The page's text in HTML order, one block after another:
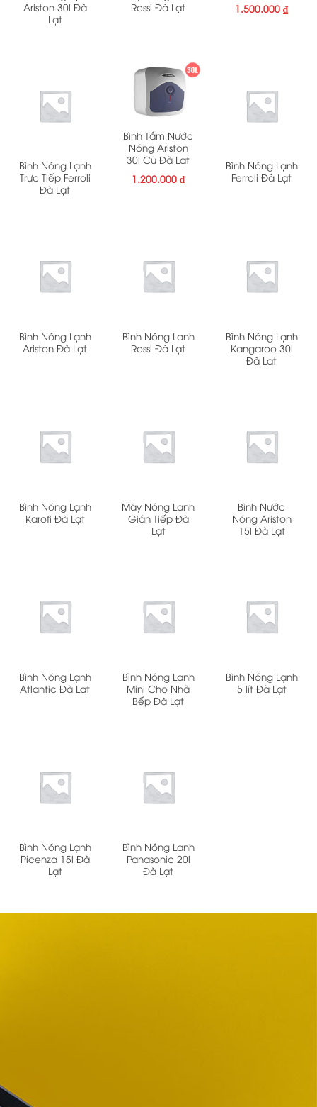
Ariston 30l Đà
Lạt
Rossi Đà Lạt
1.500.000₫
Bình Nóng Lạnh
Trực Tiếp Ferroli
Đà Lạt
Bình Tắm Nước
Nóng Ariston
30l Cũ Đà Lạt
1.200.000₫
Bình Nóng Lạnh
Ferroli Đà Lạt
Bình Nóng Lạnh
Ariston Đà Lạt
Bình Nóng Lạnh
Rossi Đà Lạt
Bình Nóng Lạnh
Kangaroo 30l
Đà Lạt
Bình Nóng Lạnh
Karofi Đà Lạt
Máy Nóng Lạnh
Gián Tiếp Đà
Lạt
Bình Nước
Nóng Ariston
15l Đà Lạt
Bình Nóng Lạnh
Atlantic Đà Lạt
Bình Nóng Lạnh
Mini Cho Nhà
Bếp Đà Lạt
Bình Nóng Lạnh
5 lít Đà Lạt
Bình Nóng Lạnh
Picenza 15l Đà
Lạt
Bình Nóng Lạnh
Panasonic 20l
Đà Lạt